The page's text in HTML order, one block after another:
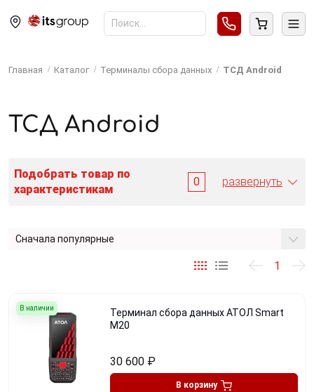
Главная Каталог Терминалы сбора данных ТСД Android
ТСД Android
Подобрать товар по
характеристикам
0 развернуть
Сначала популярные
1
В наличии
В корзину
Терминал сбора данных АТОЛ Smart
M20
30 600 ₽